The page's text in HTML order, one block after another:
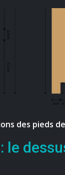
des pieds
le